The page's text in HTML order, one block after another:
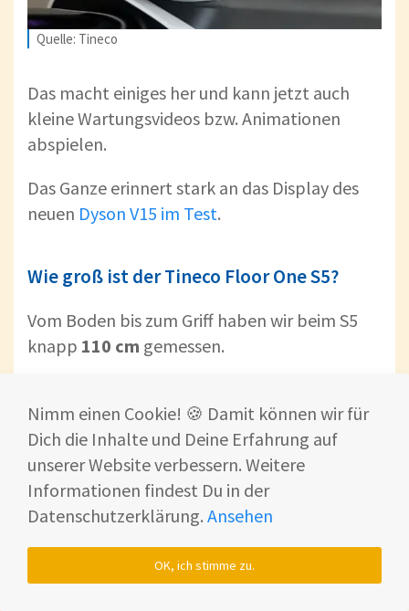
Quelle: Tineco
Das macht einiges her und kann jetzt auch
kleine Wartungsvideos bzw. Animationen
abspielen.
Das Ganze erinnert stark an das Display des
neuen Dyson V15 im Test.
Wie groß ist der Tineco Floor One S5?
Vom Boden bis zum Griff haben wir beim S5
knapp 110 cm gemessen.
Nimm einen Cookie! 🍪 Damit können wir für
Dich die Inhalte und Deine Erfahrung auf
unserer Website verbessern. Weitere
Informationen findest Du in der
Datenschutzerklärung. Ansehen
OK, ich stimme zu.